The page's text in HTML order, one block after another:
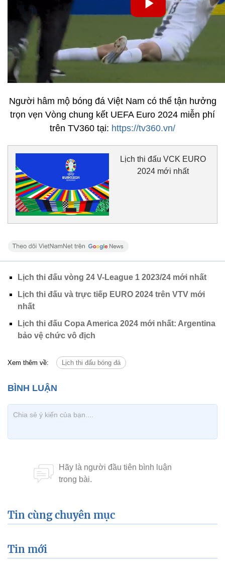
Người hâm mộ bóng đá Việt Nam có thể tận hưởng
trọn vẹn Vòng chung kết UEFA Euro 2024 miễn phí
trên TV360 tại: https://tv360.vn/
Lịch thi đấu VCK EURO
2024 mới nhất
Lịch thi đấu vòng 24 V-League 1 2023/24 mới nhất
Lịch thi đấu và trực tiếp EURO 2024 trên VTV mới
nhất
Lịch thi đấu Copa America 2024 mới nhất: Argentina
bảo vệ chức vô địch
Xem thêm về: Lịch thi đấu bóng đá
Tin cùng chuyên mục
Tin mới